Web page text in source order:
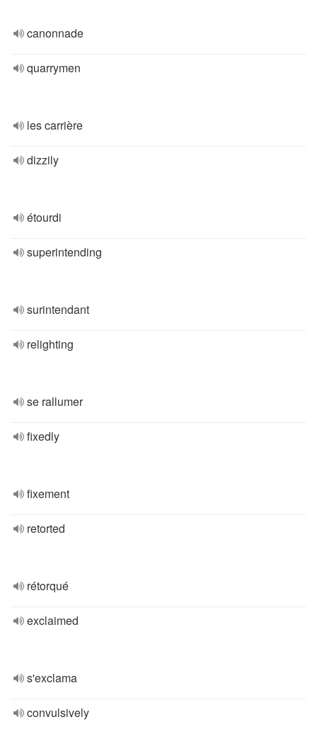
canonnade
quarrymen
les carrière
dizzily
étourdi
superintending
surintendant
relighting
se rallumer
fixedly
fixement
retorted
rétorqué
exclaimed
s'exclama
convulsively